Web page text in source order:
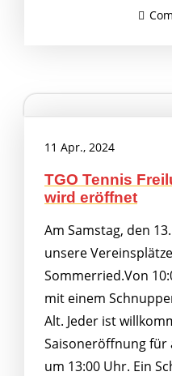
11 Apr., 2024
TGO Tennis
wird eröffnet
Am Samstag, den
unsere
Sommerried.Von
mit einem
Alt. Jeder ist
Saisoneröffnung
um 13:00 Uhr. Ein